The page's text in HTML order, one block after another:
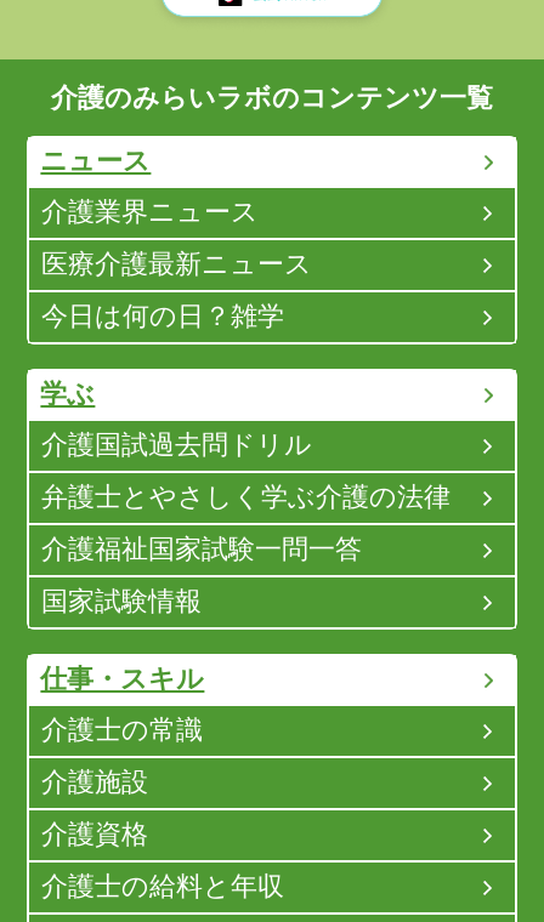
介護のみらいラボのコンテンツ一覧
ニュース
介護業界ニュース
医療介護最新ニュース
今日は何の日？雑学
学ぶ
介護国試過去問ドリル
弁護士とやさしく学ぶ介護の法律
介護福祉国家試験一問一答
国家試験情報
仕事・スキル
介護士の常識
介護施設
介護資格
介護士の給料と年収